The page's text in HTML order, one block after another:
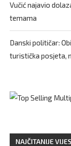
Vučić najavio
temama
Danski političar:
turistička posjeta,
NAJČITANIJE